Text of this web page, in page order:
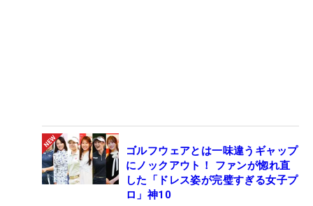
ゴルフウェアとは一味違うギャップ
にノックアウト！ ファンが惚れ直
した「ドレス姿が完璧すぎる女子プ
ロ」神10